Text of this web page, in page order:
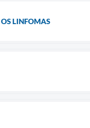
LINFOMAS